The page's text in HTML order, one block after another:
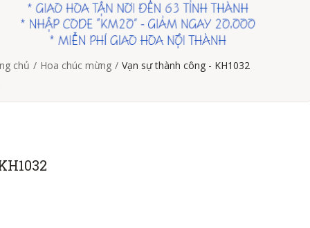
chủ / Hoa chúc mừng / Vạn sự thành công - KH1032